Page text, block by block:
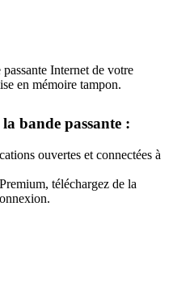
Internet de votre
en mémoire tampon.
bande passante :
ouvertes et connectées à
téléchargez de la